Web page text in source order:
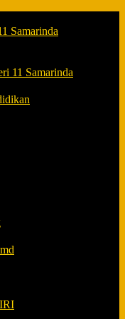
Samarinda
11 Samarinda